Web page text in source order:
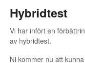
Hybridtest
Vi har infört en
av hybridtest.
Ni kommer nu att